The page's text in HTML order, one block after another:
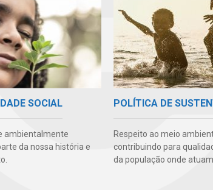
SOCIAL
ambientalmente
da nossa história e
POLÍTICA DE
Respeito ao meio
contribuindo para
da população onde